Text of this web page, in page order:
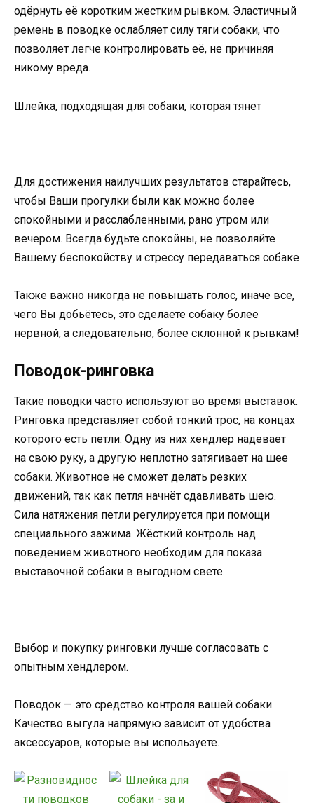
одёрнуть её коротким жестким рывком. Эластичный
ремень в поводке ослабляет силу тяги собаки, что
позволяет легче контролировать её, не причиняя
никому вреда.
Шлейка, подходящая для собаки, которая тянет
Для достижения наилучших результатов старайтесь,
чтобы Ваши прогулки были как можно более
спокойными и расслабленными, рано утром или
вечером. Всегда будьте спокойны, не позволяйте
Вашему беспокойству и стрессу передаваться собаке
Также важно никогда не повышать голос, иначе все,
чего Вы добьётесь, это сделаете собаку более
нервной, а следовательно, более склонной к рывкам!
Поводок-ринговка
Такие поводки часто используют во время выставок.
Ринговка представляет собой тонкий трос, на концах
которого есть петли. Одну из них хендлер надевает
на свою руку, а другую неплотно затягивает на шее
собаки. Животное не сможет делать резких
движений, так как петля начнёт сдавливать шею.
Сила натяжения петли регулируется при помощи
специального зажима. Жёсткий контроль над
поведением животного необходим для показа
выставочной собаки в выгодном свете.
Выбор и покупку ринговки лучше согласовать с
опытным хендлером.
Поводок — это средство контроля вашей собаки.
Качество выгула напрямую зависит от удобства
аксессуаров, которые вы используете.